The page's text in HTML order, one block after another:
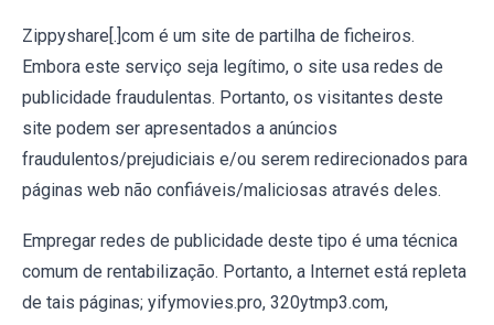
Zippyshare[.]com é um site de partilha de ficheiros.
Embora este serviço seja legítimo, o site usa redes de
publicidade fraudulentas. Portanto, os visitantes deste
site podem ser apresentados a anúncios
fraudulentos/prejudiciais e/ou serem redirecionados para
páginas web não confiáveis/maliciosas através deles.
Empregar redes de publicidade deste tipo é uma técnica
comum de rentabilização. Portanto, a Internet está repleta
de tais páginas; yifymovies.pro, 320ytmp3.com,